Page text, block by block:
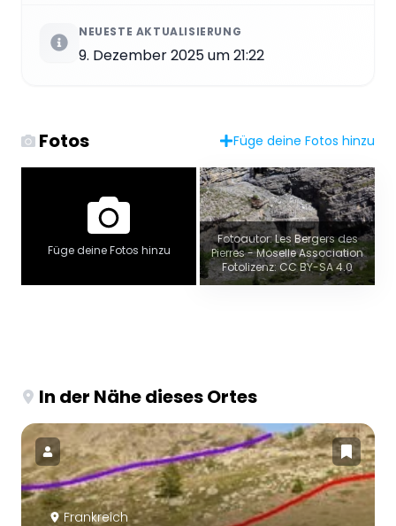
NEUESTE AKTUALISIERUNG
9. Dezember 2025 um 21:22
Fotos Füge deine Fotos hinzu
Füge deine Fotos hinzu
Fotoautor: Les Bergers des
Pierres - Moselle Association
Fotolizenz: CC BY-SA 4.0
In der Nähe dieses Ortes
Frankreich